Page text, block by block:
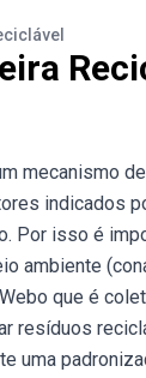
mecanismo
indicados
Por isso é
ambiente
que é
resíduos
uma